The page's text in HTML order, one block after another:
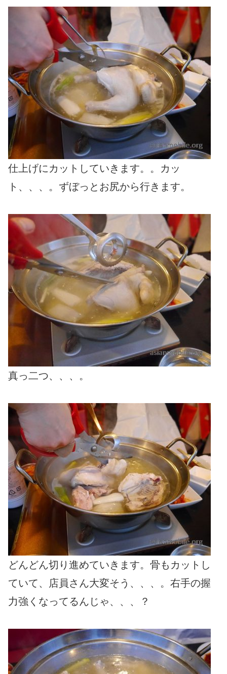
仕上げにカットしていきます。。カッ
ト、、、。ずぼっとお尻から行きます。
真っ二つ、、、。
どんどん切り進めていきます。骨もカットし
ていて、店員さん大変そう、、、。右手の握
力強くなってるんじゃ、、、？